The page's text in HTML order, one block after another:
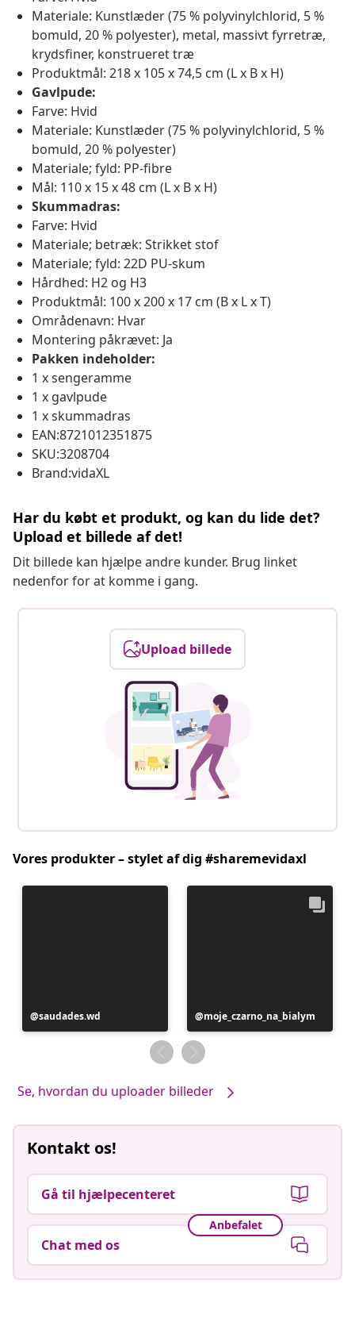
Materiale: Kunstlæder (75 % polyvinylchlorid, 5 %
bomuld, 20 % polyester), metal, massivt fyrretræ,
krydsfiner, konstrueret træ
Produktmål: 218 x 105 x 74,5 cm (L x B x H)
Gavlpude:
Farve: Hvid
Materiale: Kunstlæder (75 % polyvinylchlorid, 5 %
bomuld, 20 % polyester)
Materiale; fyld: PP-fibre
Mål: 110 x 15 x 48 cm (L x B x H)
Skummadras:
Farve: Hvid
Materiale; betræk: Strikket stof
Materiale; fyld: 22D PU-skum
Hårdhed: H2 og H3
Produktmål: 100 x 200 x 17 cm (B x L x T)
Områdenavn: Hvar
Montering påkrævet: Ja
Pakken indeholder:
1 x sengeramme
1 x gavlpude
1 x skummadras
EAN:8721012351875
SKU:3208704
Brand:vidaXL
Har du købt et produkt, og kan du lide det?
Upload et billede af det!
Dit billede kan hjælpe andre kunder. Brug linket
nedenfor for at komme i gang.
Upload billede
Vores produkter – stylet af dig #sharemevidaxl
Opslag
offentliggjort
saudades.wd
Opslag
offentliggjort
af
moje_czarno_na_bialym
Se, hvordan du uploader billeder
Kontakt os!
Gå til hjælpecenteret
Anbefalet
Chat med os